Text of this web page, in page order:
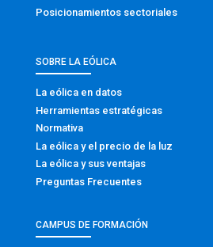
Posicionamientos sectoriales
SOBRE LA EÓLICA
La eólica en datos
Herramientas estratégicas
Normativa
La eólica y el precio de la luz
La eólica y sus ventajas
Preguntas Frecuentes
CAMPUS DE FORMACIÓN